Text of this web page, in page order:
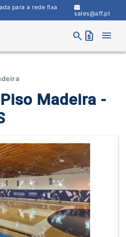
para a rede fixa
sales@aff.pt
search request_quote menu
Madeira -